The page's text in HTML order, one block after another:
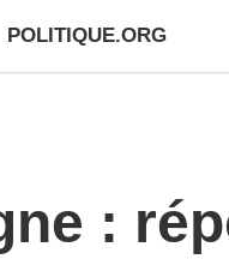
POLITIQUE.ORG
: